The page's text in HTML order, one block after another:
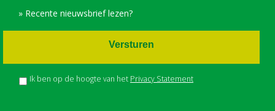
» Recente nieuwsbrief lezen?
Ik ben op de hoogte van het Privacy Statement
Versturen